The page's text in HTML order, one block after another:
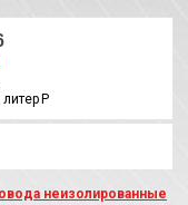
Р
неизолированные